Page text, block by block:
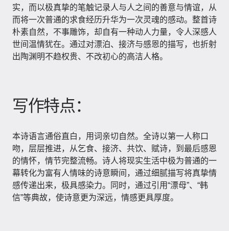
实，而以极真挚的笔触记录人与人之间的善意与情谊，从
而将一次普通的求食经历升华为一次灵魂的感动。整首诗
朴素自然，不事雕饰，却自有一种动人力量，令人深感人
世间温情犹在。通过对漂泊、接济与感恩的描写，也折射
出陶渊明不趋权贵、不改初心的高洁人格。
写作特点：
本诗语言通俗直白，用词亲切自然。全诗以第一人称口
吻，层层推进，从乞食、接济、共饮、赋诗，到最后感恩
的情怀，情节完整流畅。诗人将现实生活中极为普通的一
幕转化为富有人情味的诗意瞬间，通过细腻描写将真挚情
感传递出来，极具感染力。同时，通过引用“漂母”、“韩
信”等典故，使诗意更为深远，情感更具厚度。